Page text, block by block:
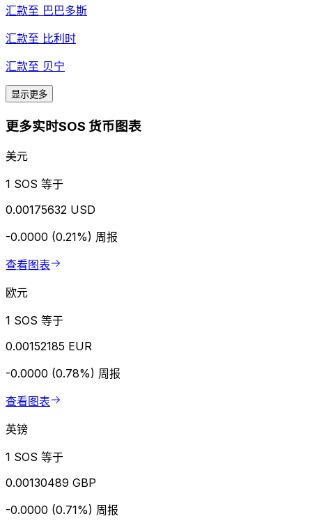
汇款至 巴巴多斯
汇款至 比利时
汇款至 贝宁
显示更多
更多实时SOS 货币图表
美元
1 SOS 等于
0.00175632 USD
-0.0000 (0.21%) 周报
查看图表
欧元
1 SOS 等于
0.00152185 EUR
-0.0000 (0.78%) 周报
查看图表
英镑
1 SOS 等于
0.00130489 GBP
-0.0000 (0.71%) 周报